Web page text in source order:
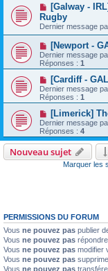
[Galway -
Rugby
Dernier message
[Newport -
Dernier message
Réponses : 1
[Cardiff -
Dernier message
Réponses : 1
[Limerick]
Dernier message
Réponses : 4
Nouveau sujet
Marquer les
PERMISSIONS DU FORUM
Vous ne pouvez pas publier
Vous ne pouvez pas
Vous ne pouvez pas modifier
Vous ne pouvez pas
Vous ne pouvez pas